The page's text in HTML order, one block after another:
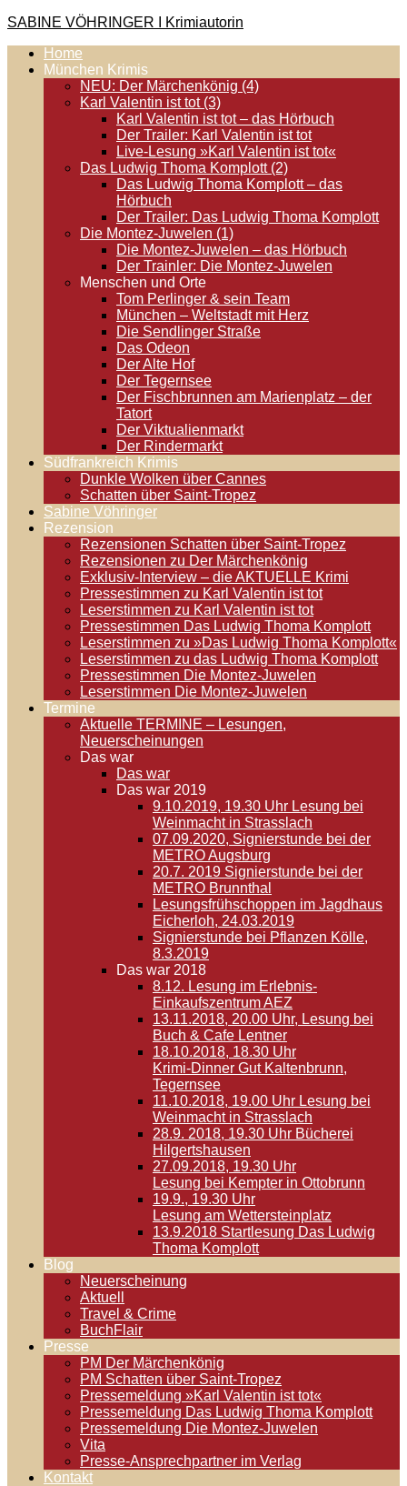
Zum
springen
SABINE VÖHRINGER I Krimiautorin
Krimis, bei denen das universell Menschliche im Vordergrund
steht. Spielen zentral in der Münchner Altstadt.
Home
München Krimis
NEU: Der Märchenkönig (4)
Karl Valentin ist tot (3)
Karl Valentin ist tot – das Hörbuch
Der Trailer: Karl Valentin ist tot
Live-Lesung »Karl Valentin ist tot«
Das Ludwig Thoma Komplott (2)
Das Ludwig Thoma Komplott – das
Hörbuch
Der Trailer: Das Ludwig Thoma Komplott
Die Montez-Juwelen (1)
Die Montez-Juwelen – das Hörbuch
Der Trainler: Die Montez-Juwelen
Menschen und Orte
Tom Perlinger & sein Team
München – Weltstadt mit Herz
Die Sendlinger Straße
Das Odeon
Der Alte Hof
Der Tegernsee
Der Fischbrunnen am Marienplatz – der
Tatort
Der Viktualienmarkt
Der Rindermarkt
Südfrankreich Krimis
Dunkle Wolken über Cannes
Schatten über Saint-Tropez
Sabine Vöhringer
Rezension
Rezensionen Schatten über Saint-Tropez
Rezensionen zu Der Märchenkönig
Exklusiv-Interview – die AKTUELLE Krimi
Pressestimmen zu Karl Valentin ist tot
Leserstimmen zu Karl Valentin ist tot
Pressestimmen Das Ludwig Thoma Komplott
Leserstimmen zu »Das Ludwig Thoma Komplott«
Leserstimmen zu das Ludwig Thoma Komplott
Pressestimmen Die Montez-Juwelen
Leserstimmen Die Montez-Juwelen
Termine
Aktuelle TERMINE – Lesungen,
Neuerscheinungen
Das war
Das war
Das war 2019
9.10.2019, 19.30 Uhr Lesung bei
Weinmacht in Strasslach
07.09.2020, Signierstunde bei der
METRO Augsburg
20.7. 2019 Signierstunde bei der
METRO Brunnthal
Lesungsfrühschoppen im Jagdhaus
Eicherloh, 24.03.2019
Signierstunde bei Pflanzen Kölle,
8.3.2019
Das war 2018
8.12. Lesung im Erlebnis-
Einkaufszentrum AEZ
13.11.2018, 20.00 Uhr, Lesung bei
Buch & Cafe Lentner
18.10.2018, 18.30 Uhr
Krimi-Dinner Gut Kaltenbrunn,
Tegernsee
11.10.2018, 19.00 Uhr Lesung bei
Weinmacht in Strasslach
28.9. 2018, 19.30 Uhr Bücherei
Hilgertshausen
27.09.2018, 19.30 Uhr
Lesung bei Kempter in Ottobrunn
19.9., 19.30 Uhr
Lesung am Wettersteinplatz
13.9.2018 Startlesung Das Ludwig
Thoma Komplott
Blog
Neuerscheinung
Aktuell
Travel & Crime
BuchFlair
Presse
PM Der Märchenkönig
PM Schatten über Saint-Tropez
Pressemeldung »Karl Valentin ist tot«
Pressemeldung Das Ludwig Thoma Komplott
Pressemeldung Die Montez-Juwelen
Vita
Presse-Ansprechpartner im Verlag
Kontakt